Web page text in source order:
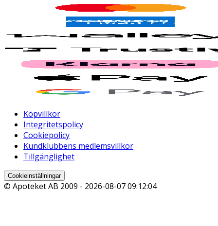
Köpvillkor
Integritetspolicy
Cookiepolicy
Kundklubbens medlemsvillkor
Tillgänglighet
Cookieinställningar
© Apoteket AB 2009 - 2026-08-07 09:12:04